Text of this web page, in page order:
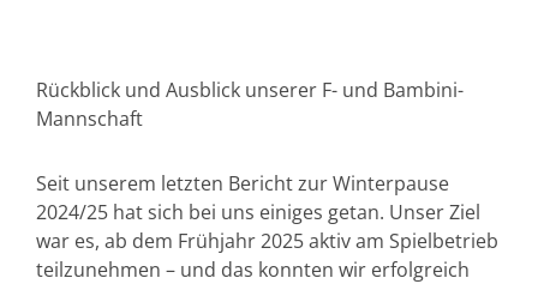
Rückblick und Ausblick unserer F- und Bambini-
Mannschaft
Seit unserem letzten Bericht zur Winterpause
2024/25 hat sich bei uns einiges getan. Unser Ziel
war es, ab dem Frühjahr 2025 aktiv am Spielbetrieb
teilzunehmen – und das konnten wir erfolgreich